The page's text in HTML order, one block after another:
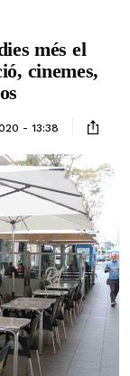
més el
cinemes,
- 13:38